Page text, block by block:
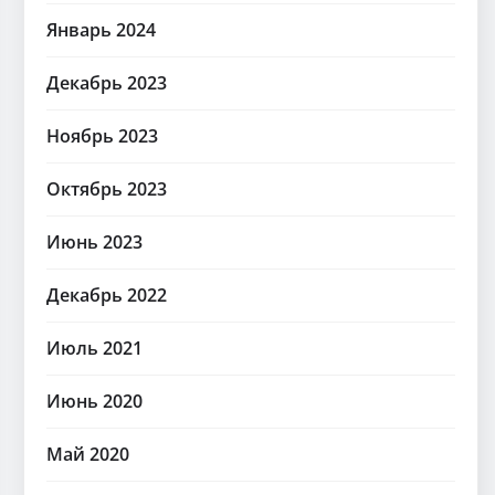
Январь 2024
Декабрь 2023
Ноябрь 2023
Октябрь 2023
Июнь 2023
Декабрь 2022
Июль 2021
Июнь 2020
Май 2020